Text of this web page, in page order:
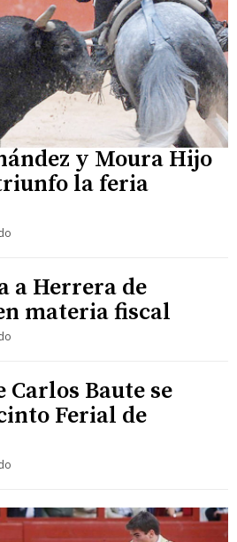
y Moura Hijo
la feria
a Herrera de
materia fiscal
Carlos Baute se
Ferial de